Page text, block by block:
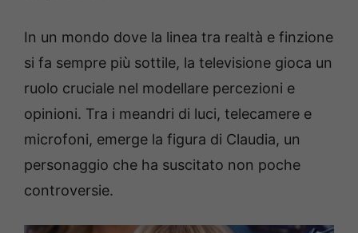
In un mondo dove la linea tra realtà e finzione
si fa sempre più sottile, la televisione gioca un
ruolo cruciale nel modellare percezioni e
opinioni. Tra i meandri di luci, telecamere e
microfoni, emerge la figura di Claudia, un
personaggio che ha suscitato non poche
controversie.